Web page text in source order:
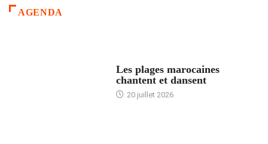
AGENDA
Les plages marocaines
chantent et dansent
20 juillet 2026